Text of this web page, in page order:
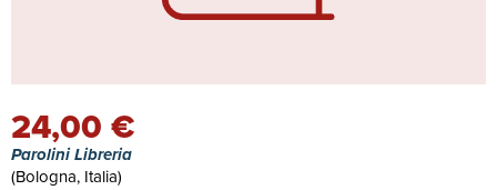
24,00 €
Parolini Libreria
(Bologna, Italia)